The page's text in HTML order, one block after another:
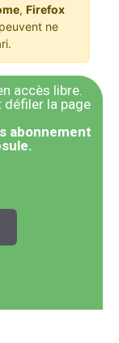
, Firefox
ne
accès libre.
défiler la page
abonnement